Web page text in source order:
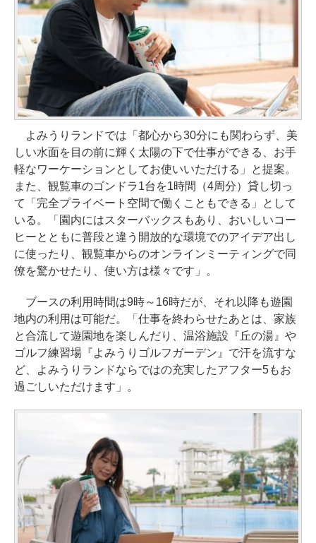
よみうりランドでは「都心から30分にも関わらず、美
しい水面を目の前に輝く太陽の下で仕事ができる、お手
軽なワーケーションとしてお使いいただける」と提案。
また、観覧車のゴンドラ1台を1時間（4周分）貸し切っ
て「完全プライベート空間で働くこともできる」として
いる。「園内にはスターバックスもあり、おいしいコー
ヒーとともに普段と違う開放的な環境でのアイデア出し
に使ったり、観覧車からのオンラインミーティングで同
僚を驚かせたり、使い方は様々です」。
ブースの利用時間は9時～16時だが、それ以降も遊園
地内の利用は可能だ。「仕事を終わらせたあとは、家族
と合流して遊園地を楽しんだり、温浴施設『丘の湯』や
ゴルフ練習場『よみうりゴルフガーデン』で汗を流すな
ど、よみうりランドならではの充実したアフター5もお
過ごしいただけます」。